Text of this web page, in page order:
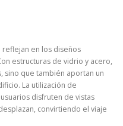
reflejan en los diseños
estructuras de vidrio y acero,
sino que también aportan un
La utilización de
disfruten de vistas
convirtiendo el viaje